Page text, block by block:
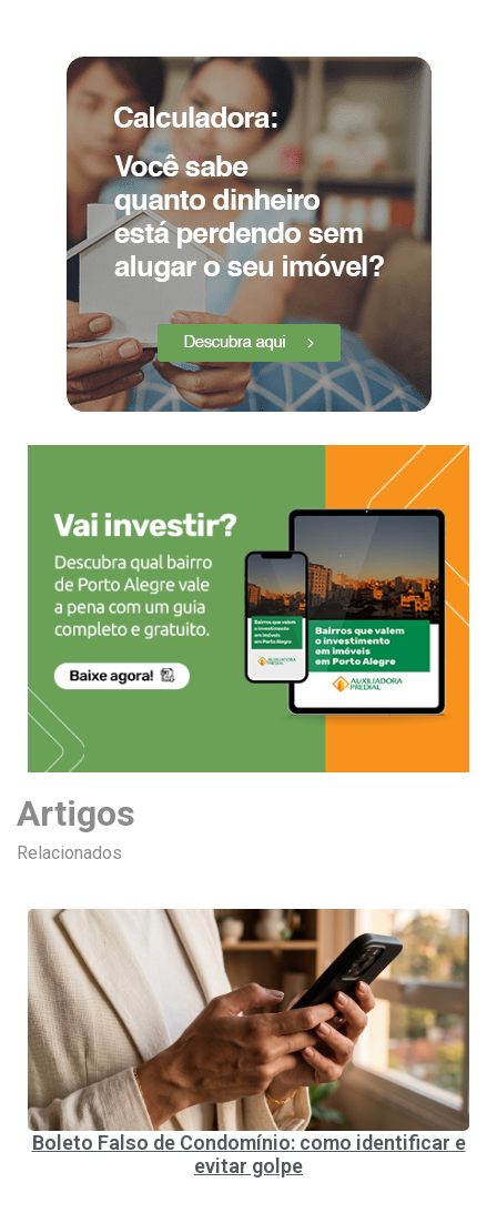
Artigos
Relacionados
Boleto Falso de Condomínio: como identificar e
evitar golpe